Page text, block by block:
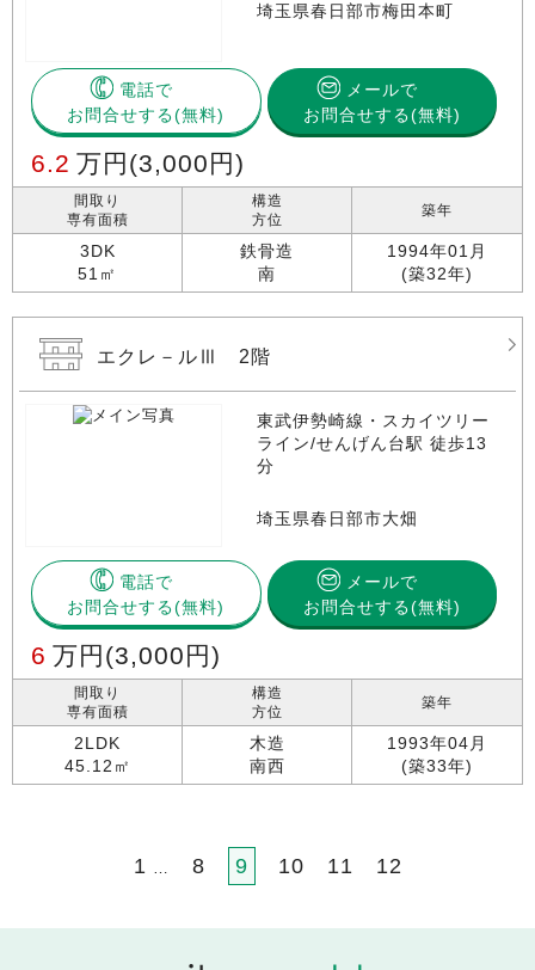
埼玉県春日部市梅田本町
電話で
お問合せする
メールで
お問合せする(無料)
6.2 万円 (3,000円)
間取り
専有面積
3DK
51㎡
構造
方位
鉄骨造
南
築年
1994年01月
(築32年)
エクレ－ルⅢ 2階
東武伊勢崎線・スカイツリー
ライン/せんげん台駅 徒歩13
分
埼玉県春日部市大畑
電話で
お問合せする
メールで
お問合せする(無料)
6 万円 (3,000円)
間取り
専有面積
2LDK
45.12㎡
構造
方位
木造
南西
築年
1993年04月
(築33年)
1 … 8 9 10 11 12